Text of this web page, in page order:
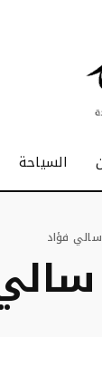
السياحة
فؤاد